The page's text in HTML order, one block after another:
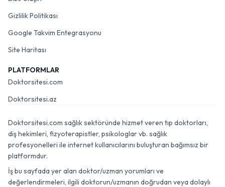
Gizlilik Politikası
Google Takvim Entegrasyonu
Site Haritası
PLATFORMLAR
Doktorsitesi.com
Doktorsitesi.az
Doktorsitesi.com sağlık sektöründe hizmet veren tıp doktorları,
diş hekimleri, fizyoterapistler, psikologlar vb. sağlık
profesyonelleri ile internet kullanıcılarını buluşturan bağımsız bir
platformdur.
İş bu sayfada yer alan doktor/uzman yorumları ve
değerlendirmeleri, ilgili doktorun/uzmanın doğrudan veya dolaylı